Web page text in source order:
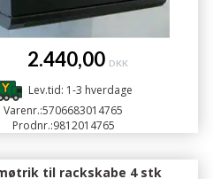
2.440,00 DKK
Lev.tid: 1-3 hverdage
Varenr.:5706683014765
Prodnr.:9812014765
til rackskabe 4 stk